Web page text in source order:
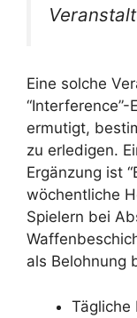
Eine solche
ermutigt,
zu erledigen.
Ergänzung ist
wöchentliche
Spielern bei
als Belohnung
Tägliche